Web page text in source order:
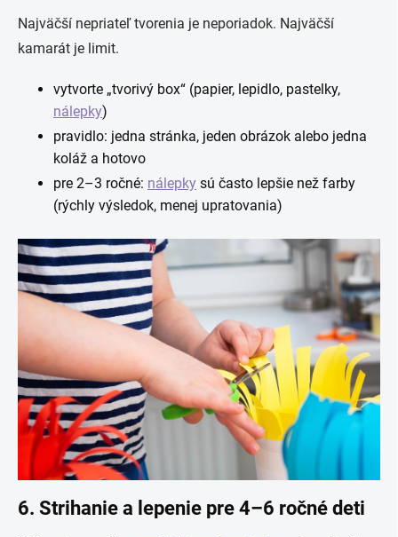
Najväčší nepriateľ tvorenia je neporiadok. Najväčší
kamarát je limit.
vytvorte „tvorivý box“ (papier, lepidlo, pastelky,
nálepky)
pravidlo: jedna stránka, jeden obrázok alebo jedna
koláž a hotovo
pre 2–3 ročné: nálepky sú často lepšie než farby
(rýchly výsledok, menej upratovania)
6. Strihanie a lepenie pre 4–6 ročné deti